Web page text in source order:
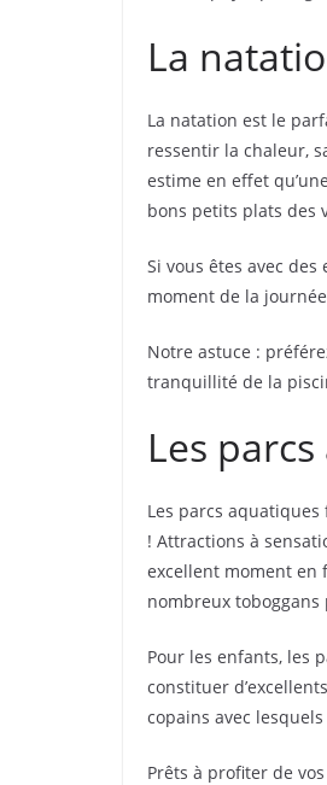
La
La natation est le
ressentir la chaleur,
estime en effet
bons petits plats des
Si vous êtes avec
moment de la
Notre astuce :
tranquillité de la
Les
Les parcs
! Attractions à
excellent moment en
nombreux
Pour les enfants, les
constituer
copains avec
Prêts à profiter de